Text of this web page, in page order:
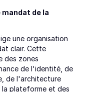
de la
une organisation
clair. Cette
des zones
de l'identité, de
de l'architecture
plateforme et des